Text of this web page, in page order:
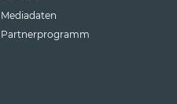
Mediadaten
Partnerprogramm